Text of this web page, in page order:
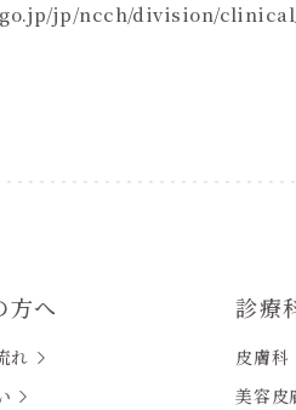
jp/ncch/division/
方へ
れ
診療
皮膚科
美容皮